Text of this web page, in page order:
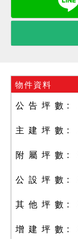
物件資料
公 告 坪 數
主 建 坪 數
附 屬 坪 數
公 設 坪 數
其 他 坪 數
增 建 坪 數